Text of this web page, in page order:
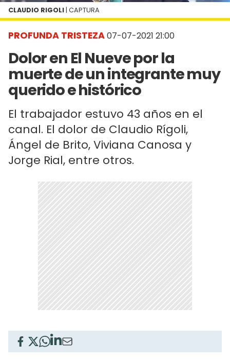
PROFUNDA TRISTEZA07-07-2021 21:00
Dolor en El Nueve por la
muerte de un integrante muy
querido e histórico
El trabajador estuvo 43 años en el
canal. El dolor de Claudio Rígoli,
Ángel de Brito, Viviana Canosa y
Jorge Rial, entre otros.
CLAUDIO RIGOLI | CAPTURA